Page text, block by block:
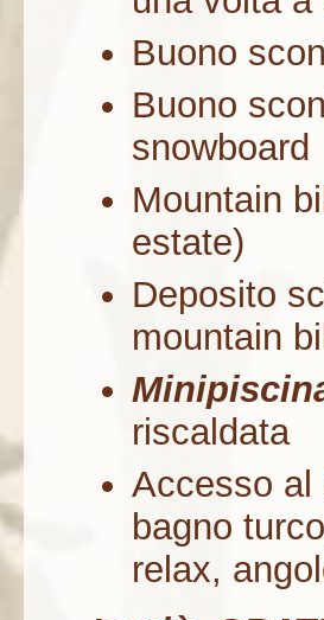
Buono
Buono
snowboard
Mountain
estate)
Deposito
mountain
riscaldata
Accesso al
bagno
relax,